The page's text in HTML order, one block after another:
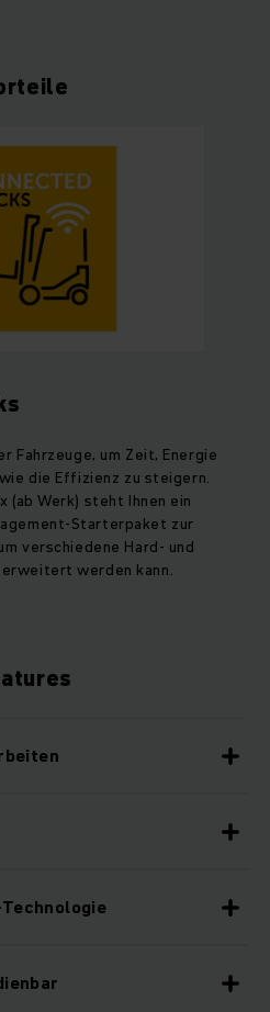
Fahrzeuge, um Zeit, Energie
die Effizienz zu steigern.
(ab Werk) steht Ihnen ein
Starterpaket zur
verschiedene Hard- und
werden kann.